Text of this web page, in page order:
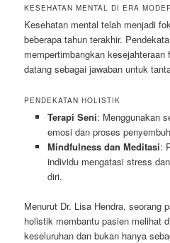
KESEHATAN MENTAL DI ERA
Kesehatan mental telah menjadi
beberapa tahun terakhir.
mempertimbangkan
datang sebagai jawaban untuk
PENDEKATAN HOLISTIK
Terapi Seni: Menggunakan
emosi dan proses
Mindfulness dan Meditasi:
individu mengatasi stress
diri.
Menurut Dr. Lisa Hendra, seorang
holistik membantu pasien melihat
keseluruhan dan bukan hanya